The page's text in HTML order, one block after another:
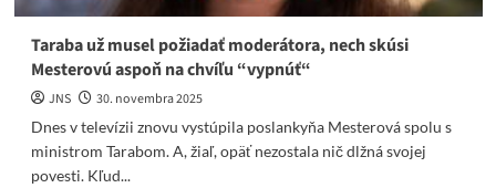
Taraba už musel požiadať moderátora, nech skúsi
Mesterovú aspoň na chvíľu “vypnúť“
JNS
30. novembra 2025
Dnes v televízii znovu vystúpila poslankyňa Mesterová spolu s
ministrom Tarabom. A, žiaľ, opäť nezostala nič dlžná svojej
povesti. Kľud...